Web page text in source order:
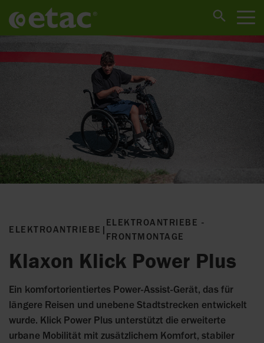
ELEKTROANTRIEBE |
ELEKTROANTRIEBE -
FRONTMONTAGE
Klaxon Klick Power Plus
Ein komfortorientiertes Power-Assist-Gerät, das für
längere Reisen und unebene Stadtstrecken entwickelt
wurde. Klick Power Plus unterstützt die erweiterte
urbane Mobilität mit zusätzlichem Komfort, stabiler